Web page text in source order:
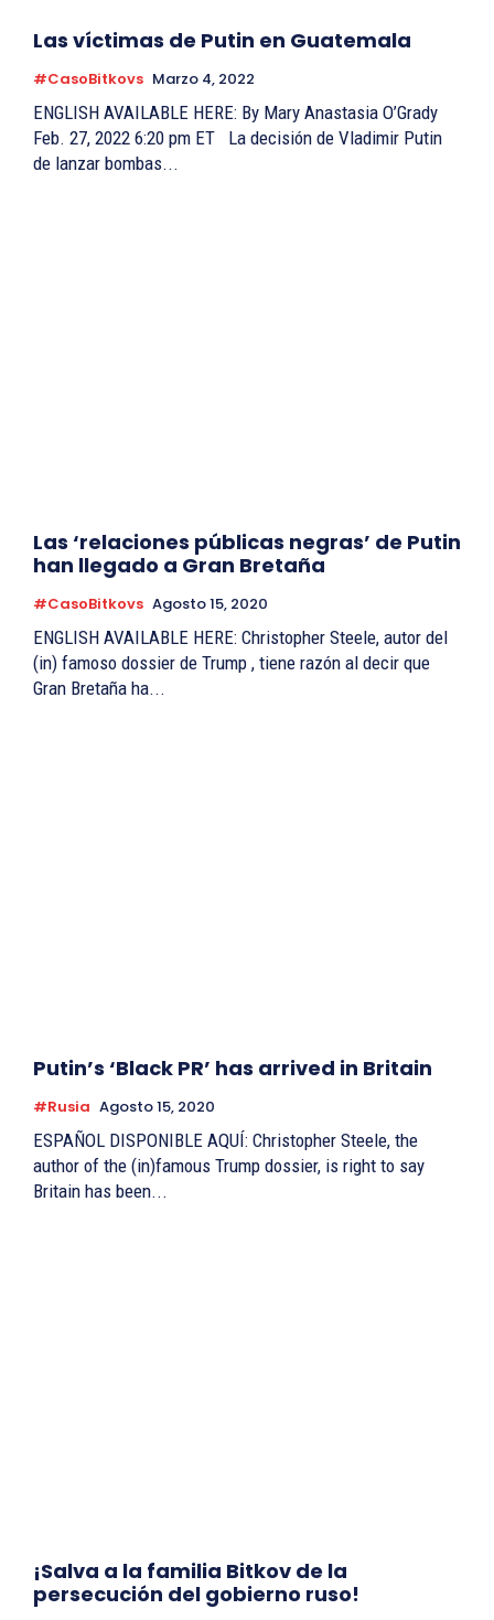
Las víctimas de Putin en Guatemala
#CasoBitkovs Marzo 4, 2022
ENGLISH AVAILABLE HERE: By Mary Anastasia O’Grady
Feb. 27, 2022 6:20 pm ET La decisión de Vladimir Putin
de lanzar bombas...
Las ‘relaciones públicas negras’ de Putin
han llegado a Gran Bretaña
#CasoBitkovs Agosto 15, 2020
ENGLISH AVAILABLE HERE: Christopher Steele, autor del
(in) famoso dossier de Trump , tiene razón al decir que
Gran Bretaña ha...
Putin’s ‘Black PR’ has arrived in Britain
#Rusia Agosto 15, 2020
ESPAÑOL DISPONIBLE AQUÍ: Christopher Steele, the
author of the (in)famous Trump dossier, is right to say
Britain has been...
¡Salva a la familia Bitkov de la
persecución del gobierno ruso!